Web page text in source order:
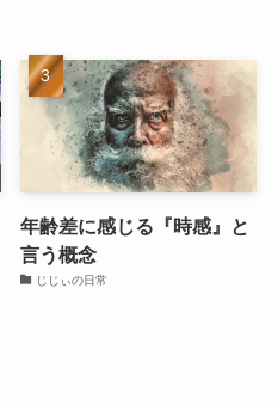
年齢差に感じる『時感』と
言う概念
じじぃの日常